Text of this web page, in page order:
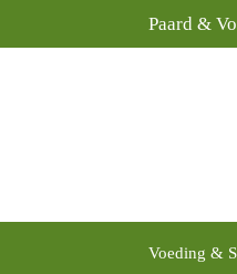
Paard &
Voeding &